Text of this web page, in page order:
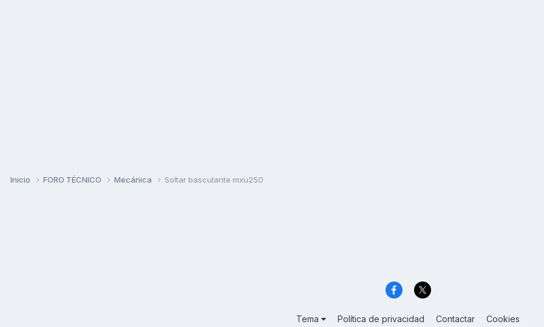
Inicio FORO TÉCNICO Mecánica Soltar basculante mxu250
Tema Política de privacidad Contactar Cookies